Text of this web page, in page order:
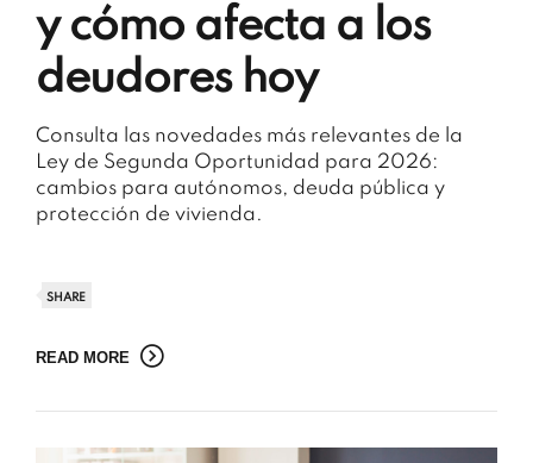
y cómo afecta a los
deudores hoy
Consulta las novedades más relevantes de la
Ley de Segunda Oportunidad para 2026:
cambios para autónomos, deuda pública y
protección de vivienda.
SHARE
READ MORE